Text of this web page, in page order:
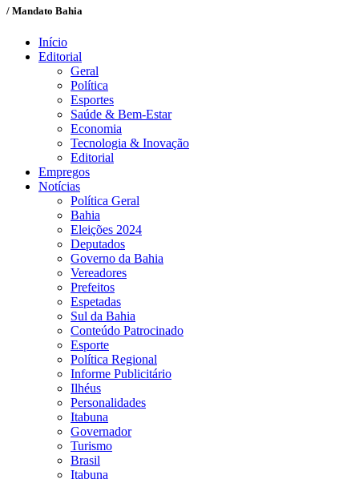
/ Mandato Bahia
Início
Editorial
Geral
Política
Esportes
Saúde & Bem-Estar
Economia
Tecnologia & Inovação
Editorial
Empregos
Notícias
Política Geral
Bahia
Eleições 2024
Deputados
Governo da Bahia
Vereadores
Prefeitos
Espetadas
Sul da Bahia
Conteúdo Patrocinado
Esporte
Política Regional
Informe Publicitário
Ilhéus
Personalidades
Itabuna
Governador
Turismo
Brasil
Itabuna